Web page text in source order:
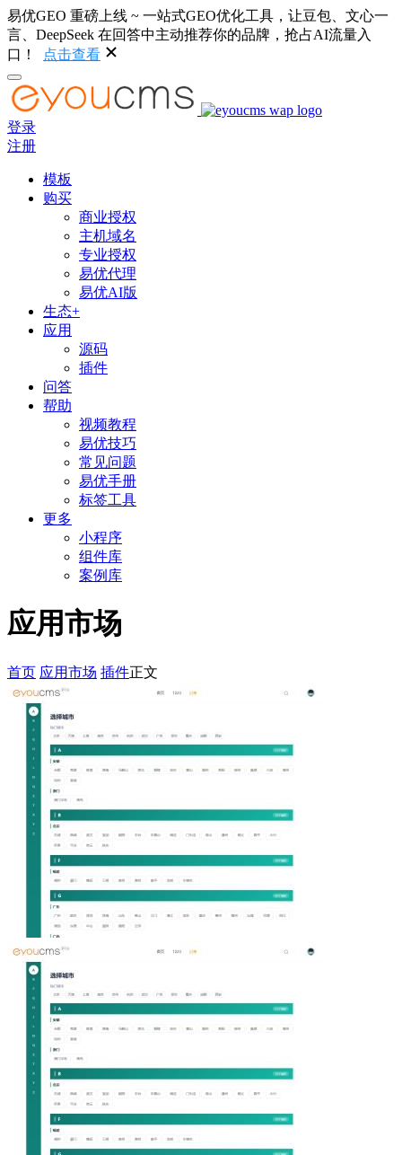
易优GEO 重磅上线 ~ 一站式GEO优化工具，让豆包、文心一
言、DeepSeek 在回答中主动推荐你的品牌，抢占AI流量入
口！
点击查看
登录
注册
模板
购买
商业授权
主机域名
专业授权
易优代理
易优AI版
生态+
应用
源码
插件
问答
帮助
视频教程
易优技巧
常见问题
易优手册
标签工具
更多
小程序
组件库
案例库
应用市场
首页 应用市场 插件正文